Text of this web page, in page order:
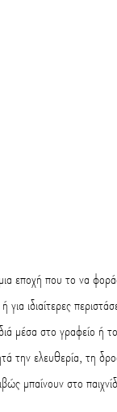
εποχή που το να
για ιδιαίτερες
μέσα στο γραφείο
την ελευθερία, τη
μπαίνουν στο